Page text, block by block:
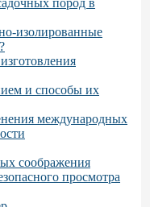
изолированные
и способы их
международных
соображения
просмотра